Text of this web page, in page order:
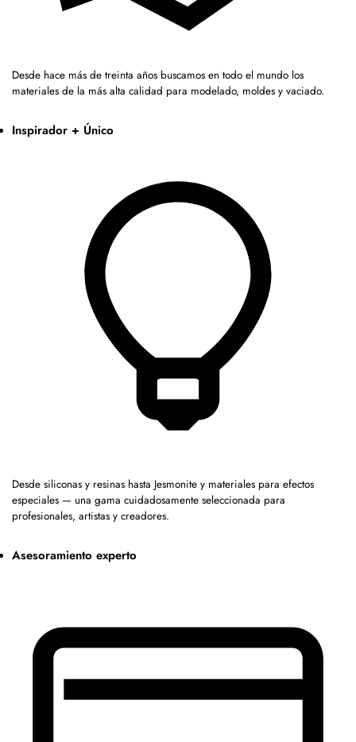
Desde hace más de treinta años buscamos en todo el mundo los
materiales de la más alta calidad para modelado, moldes y vaciado.
Inspirador + Único
Desde siliconas y resinas hasta Jesmonite y materiales para efectos
especiales — una gama cuidadosamente seleccionada para
profesionales, artistas y creadores.
Asesoramiento experto